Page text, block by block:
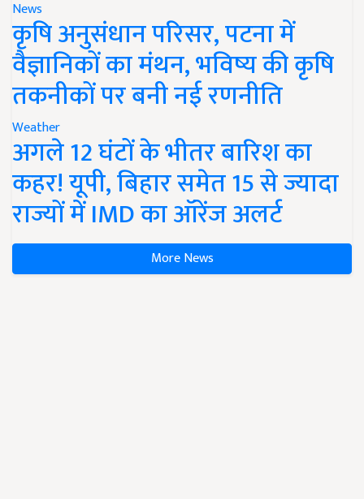
News
कृषि अनुसंधान परिसर, पटना में
वैज्ञानिकों का मंथन, भविष्य की कृषि
तकनीकों पर बनी नई रणनीति
Weather
अगले 12 घंटों के भीतर बारिश का
कहर! यूपी, बिहार समेत 15 से ज्यादा
राज्यों में IMD का ऑरेंज अलर्ट
More News